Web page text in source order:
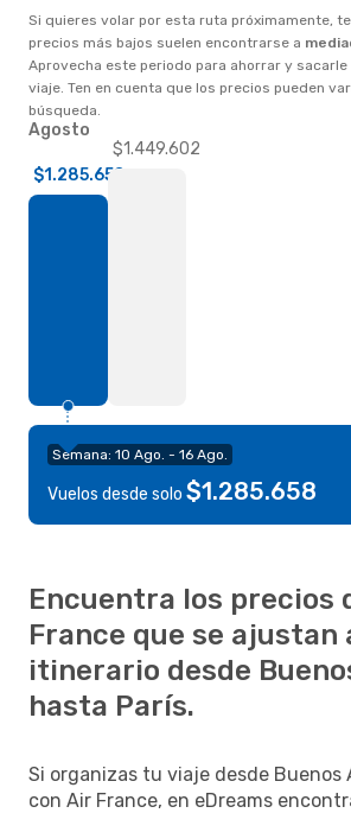
Si quieres volar por esta ruta próximamente,
precios más bajos suelen encontrarse a
Aprovecha este periodo para ahorrar y
viaje. Ten en cuenta que los precios pueden
búsqueda.
Semana: 10 Ago. - 16 Ago.
Vuelos desde solo $1.285.658
$1.285.658
$1.449.602
Agosto
Encuentra los precios
France que se ajustan
itinerario desde
hasta París.
Si organizas tu viaje desde Buenos
con Air France, en eDreams